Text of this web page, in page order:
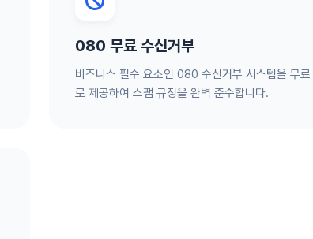
080 무료 수신거부
비즈니스 필수 요소인 080 수신거부 시스템을 무료
로 제공하여 스팸 규정을 완벽 준수합니다.